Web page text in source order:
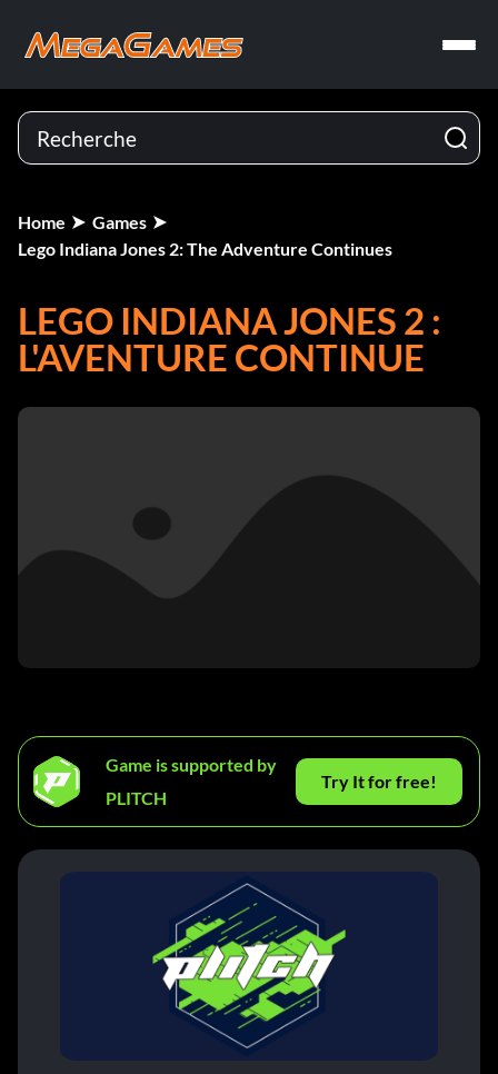
Home
Games
Lego Indiana Jones 2: The Adventure Continues
LEGO INDIANA JONES 2 :
L'AVENTURE CONTINUE
Game is supported by
PLITCH
Try It for free!